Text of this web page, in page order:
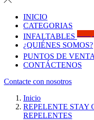
INICIO
CATEGORIAS
INFALTABLES
¿QUIÉNES SOMOS?
PUNTOS DE VENTA
CONTÁCTENOS
Contacte con nosotros
Inicio
REPELENTE STAY
REPELENTES